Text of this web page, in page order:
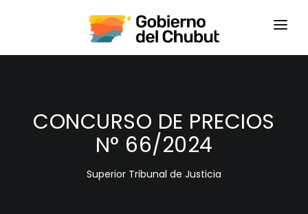
HOME
CONCURSO DE PRECIOS
N° 66/2024
Superior Tribunal de Justicia